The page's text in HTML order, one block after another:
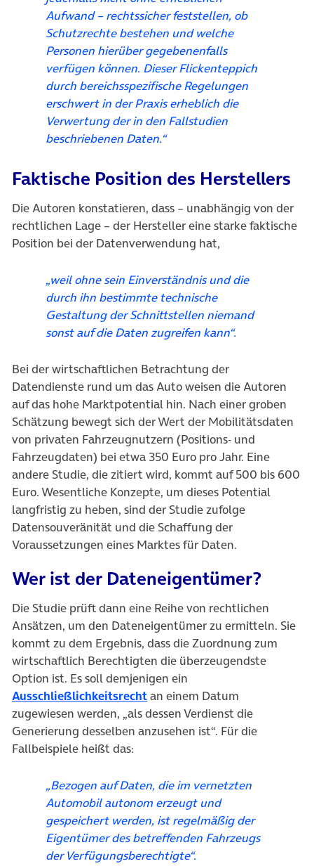
Aufwand – rechtssicher feststellen, ob
Schutzrechte bestehen und welche
Personen hierüber gegebenenfalls
verfügen können. Dieser Flickenteppich
durch bereichsspezifische Regelungen
erschwert in der Praxis erheblich die
Verwertung der in den Fallstudien
beschriebenen Daten.“
Faktische Position des Herstellers
Die Autoren konstatieren, dass – unabhängig von der
rechtlichen Lage – der Hersteller eine starke faktische
Position bei der Datenverwendung hat,
„weil ohne sein Einverständnis und die
durch ihn bestimmte technische
Gestaltung der Schnittstellen niemand
sonst auf die Daten zugreifen kann“.
Bei der wirtschaftlichen Betrachtung der
Datendienste rund um das Auto weisen die Autoren
auf das hohe Marktpotential hin. Nach einer groben
Schätzung bewegt sich der Wert der Mobilitätsdaten
von privaten Fahrzeugnutzern (Positions- und
Fahrzeugdaten) bei etwa 350 Euro pro Jahr. Eine
andere Studie, die zitiert wird, kommt auf 500 bis 600
Euro. Wesentliche Konzepte, um dieses Potential
langfristig zu heben, sind der Studie zufolge
Datensouveränität und die Schaffung der
Voraussetzungen eines Marktes für Daten.
Wer ist der Dateneigentümer?
Die Studie prüft dann eine Reihe von rechtlichen
Ansätzen, um den Dateneigentümer zu ermitteln. Sie
kommt zu dem Ergebnis, dass die Zuordnung zum
wirtschaftlich Berechtigten die überzeugendste
Option ist. Es soll demjenigen ein
Ausschließlichkeitsrecht(öffnet in neuem Tab)
an einem Datum
zugewiesen werden, „als dessen Verdienst die
Generierung desselben anzusehen ist“. Für die
Fallbeispiele heißt das:
„Bezogen auf Daten, die im vernetzten
Automobil autonom erzeugt und
gespeichert werden, ist regelmäßig der
Eigentümer des betreffenden Fahrzeugs
der Verfügungsberechtigte“.